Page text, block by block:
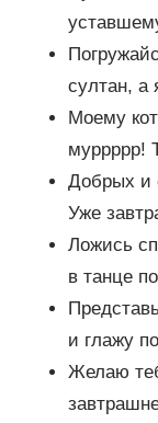
султан, а
Моему
муррррр!
Добрых и
Уже
Ложись
в танце
и глажу
Желаю